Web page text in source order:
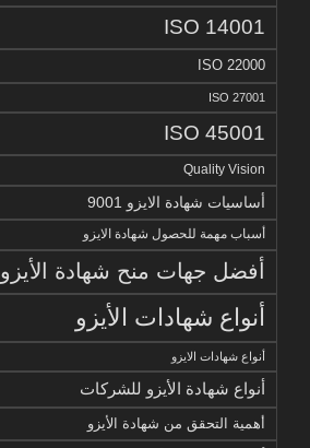
ISO 14001
ISO 22000
ISO 27001
ISO 45001
Quality Vision
أساسيات شهادة الايزو 9001
أسباب مهمة للحصول شهادة الايزو
أفضل جهات منح شهادة الأيزو
أنواع شهادات الأيزو
أنواع شهادات الايزو
أنواع شهادة الأيزو للشركات
أهمية التحقق من شهادة الأيزو